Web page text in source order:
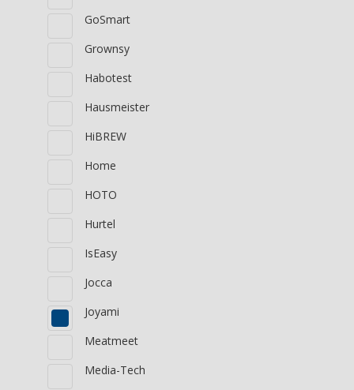
GoSmart
Grownsy
Habotest
Hausmeister
HiBREW
Home
HOTO
Hurtel
IsEasy
Jocca
Joyami
Meatmeet
Media-Tech